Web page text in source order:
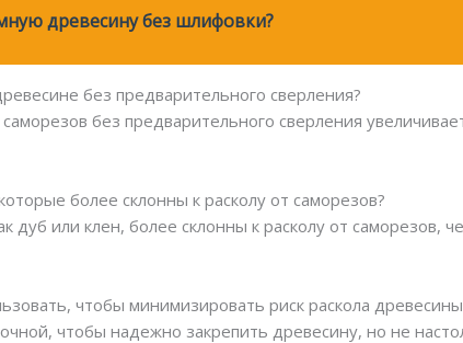
древесину без шлифовки?
без предварительного сверления?
без предварительного сверления
более склонны к расколу от саморезов?
или клен, более склонны к расколу от саморезов,
чтобы минимизировать риск раскола
чтобы надежно закрепить древесину, но не